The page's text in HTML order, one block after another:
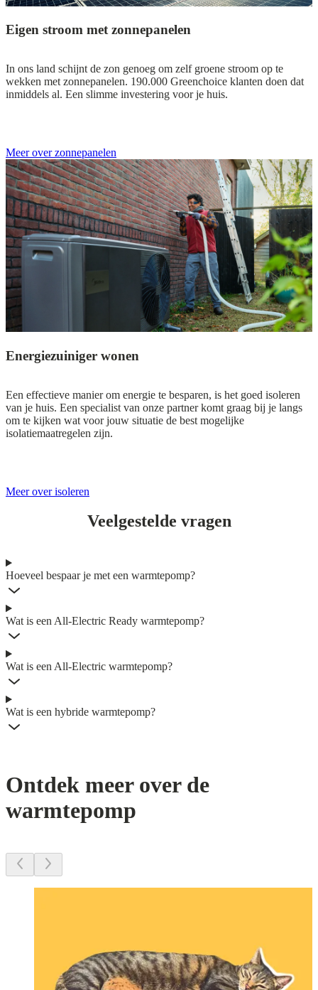
Eigen stroom met zonnepanelen
In ons land schijnt de zon genoeg om zelf groene stroom op te
wekken met zonnepanelen. 190.000 Greenchoice klanten doen dat
inmiddels al. Een slimme investering voor je huis.
Meer over zonnepanelen
Energiezuiniger wonen
Een effectieve manier om energie te besparen, is het goed isoleren
van je huis. Een specialist van onze partner komt graag bij je langs
om te kijken wat voor jouw situatie de best mogelijke
isolatiemaatregelen zijn.
Meer over isoleren
Veelgestelde vragen
Hoeveel bespaar je met een warmtepomp?
Wat is een All-Electric Ready warmtepomp?
Wat is een All-Electric warmtepomp?
Wat is een hybride warmtepomp?
Ontdek meer over de
warmtepomp